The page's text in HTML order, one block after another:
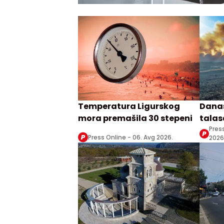
Temperatura Ligurskog
mora premašila 30 stepeni
Press Online - 06. Avg 2026.